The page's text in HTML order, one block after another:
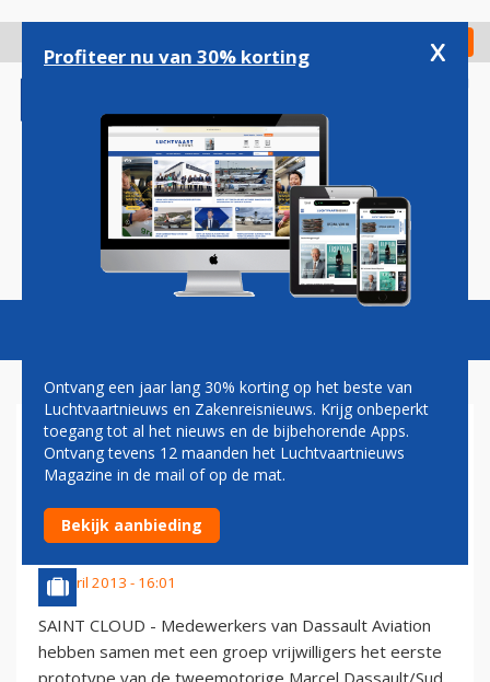
gaan
Check in
Magazine Podcasts Vacatures
EERSTE ZAKENJET DASSAULT
VLOOG HALVE EEUW
GELEDEN
21 april 2013 - 16:01
SAINT CLOUD - Medewerkers van Dassault Aviation
hebben samen met een groep vrijwilligers het eerste
prototype van de tweemotorige Marcel Dassault/Sud
Profiteer nu van 30% korting x
Ontvang een jaar lang 30% korting op het beste van
Luchtvaartnieuws en Zakenreisnieuws. Krijg onbeperkt
toegang tot al het nieuws en de bijbehorende Apps.
Ontvang tevens 12 maanden het Luchtvaartnieuws
Magazine in de mail of op de mat.
Bekijk aanbieding